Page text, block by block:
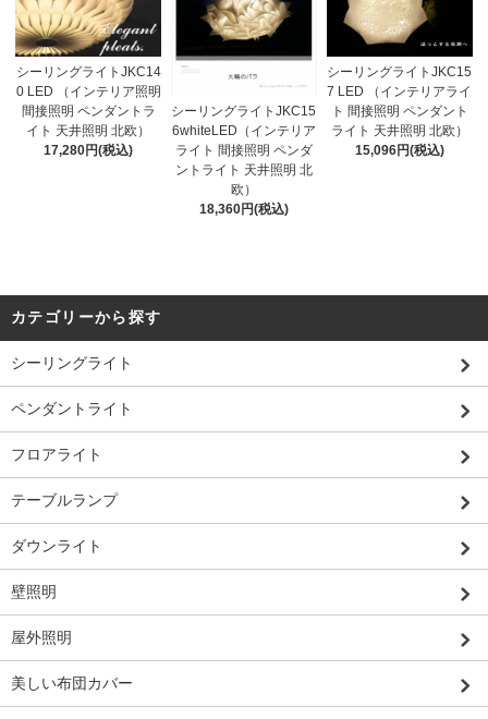
シーリングライトJKC14
0 LED （インテリア照明
間接照明 ペンダントラ
イト 天井照明 北欧）
17,280円(税込)
シーリングライトJKC15
6whiteLED（インテリア
ライト 間接照明 ペンダ
ントライト 天井照明 北
欧）
18,360円(税込)
シーリングライトJKC15
7 LED （インテリアライ
ト 間接照明 ペンダント
ライト 天井照明 北欧）
15,096円(税込)
カテゴリーから探す
シーリングライト
ペンダントライト
フロアライト
テーブルランプ
ダウンライト
壁照明
屋外照明
美しい布団カバー